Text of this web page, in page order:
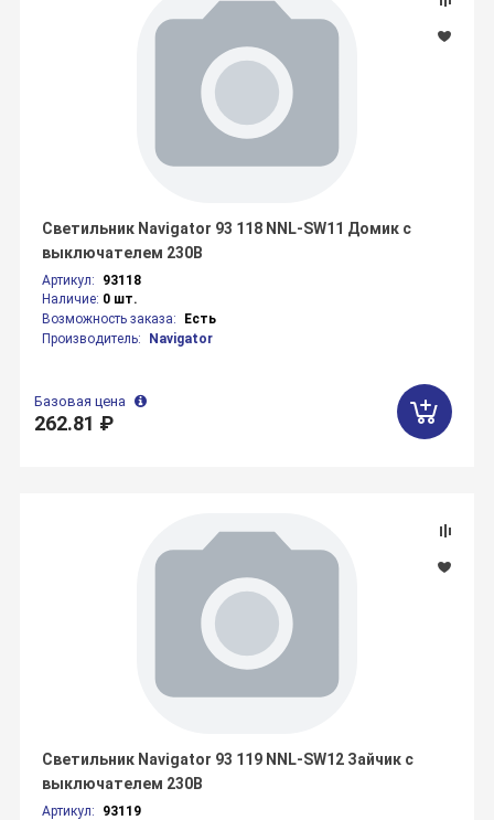
Артикул:
93118
Наличие: 0 шт.
Возможность заказа:
Есть
Производитель:
Navigator
Светильник Navigator 93 118 NNL-SW11 Домик с
выключателем 230В
Базовая цена
262.81 ₽
Артикул:
93119
Светильник Navigator 93 119 NNL-SW12 Зайчик с
выключателем 230В